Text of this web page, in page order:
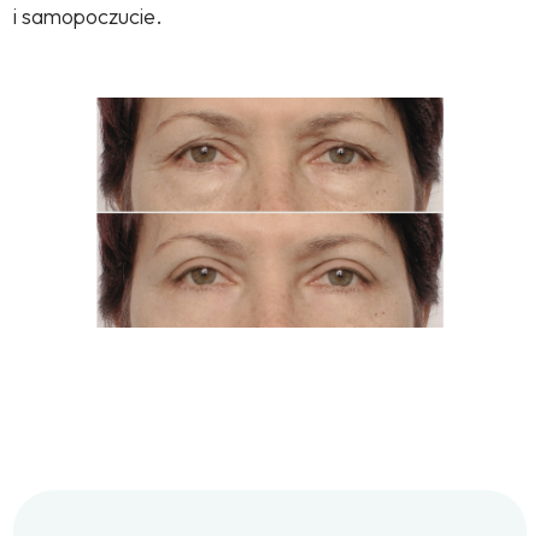
i samopoczucie.